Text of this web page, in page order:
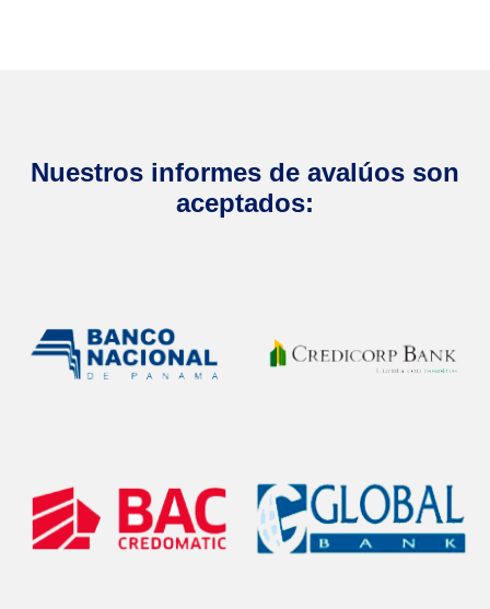
Nuestros informes de avalúos son
aceptados: